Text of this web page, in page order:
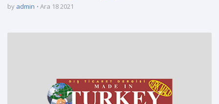
by admin Ara 18 2021